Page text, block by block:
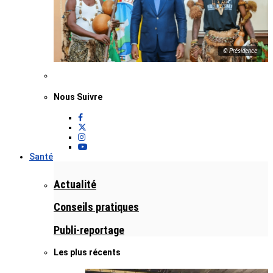
© Présidence
Nous Suivre
Santé
Actualité
Conseils pratiques
Publi-reportage
Les plus récents